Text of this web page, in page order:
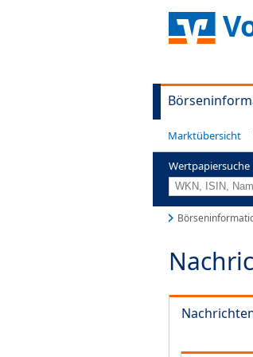
Marktübersicht
Wertpapiersuche